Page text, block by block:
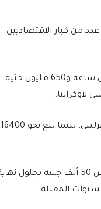
من كبار الاقتصاديين
يرتفع الدين العام حاليًا بمعدل 7500 جنيه إسترليني في الثانية، بما يعادل 27 مليون جنيه كل ساعة و650 مليون جنيه
لأوكرانيا.
عندما تولى توني بلير السلطة عام 1997، كان نصيب الفرد من الدين أقل من 6000 جنيه إسترليني، بينما بلغ نحو 16400
أما اليوم، فتبلغ حصة الفرد من الدين نحو 42 ألف جنيه إسترليني، ومن المتوقع أن تقترب من 50 ألف جنيه بحلول